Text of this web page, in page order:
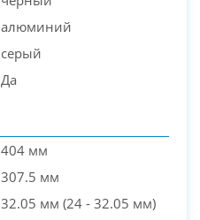
алюминий
серый
Да
404 мм
307.5 мм
32.05 мм (24 - 32.05 мм)